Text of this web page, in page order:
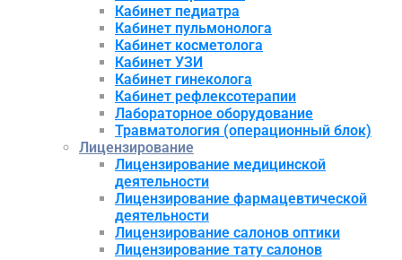
Кабинет педиатра
Кабинет пульмонолога
Кабинет косметолога
Кабинет УЗИ
Кабинет гинеколога
Кабинет рефлексотерапии
Лабораторное оборудование
Травматология (операционный блок)
Лицензирование
Лицензирование медицинской
деятельности
Лицензирование фармацевтической
деятельности
Лицензирование салонов оптики
Лицензирование тату салонов